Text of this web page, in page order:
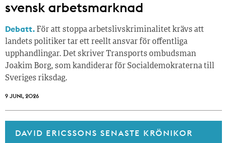
svensk arbetsmarknad
Debatt. För att stoppa arbetslivskriminalitet krävs att
landets politiker tar ett reellt ansvar för offentliga
upphandlingar. Det skriver Transports ombudsman
Joakim Borg, som kandiderar för Socialdemokraterna till
Sveriges riksdag.
9 JUNI, 2026
DAVID ERICSSONS SENASTE KRÖNIKOR